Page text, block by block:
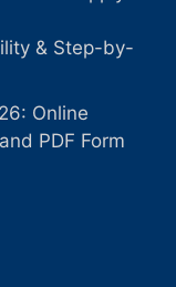
& Step-by-
Online
PDF Form